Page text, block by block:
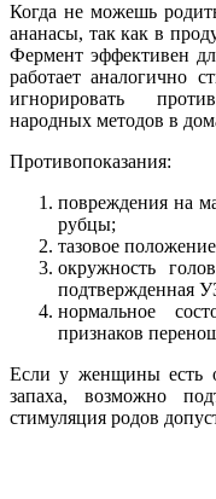
Когда не можешь
ананасы, так как в
Фермент эффективен
работает аналогично
игнорировать
народных методов в
Противопоказания:
повреждения на
рубцы;
тазовое
окружность
подтвержденная
нормальное
признаков
Если у женщины есть
запаха, возможно
стимуляция родов